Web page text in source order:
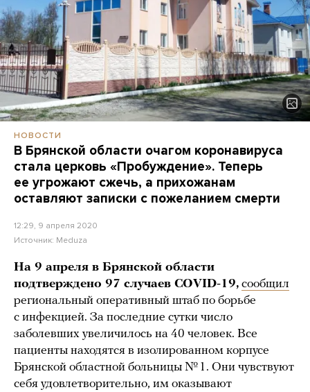
НОВОСТИ
В Брянской области очагом коронавируса
стала церковь «Пробуждение». Теперь
ее угрожают сжечь, а прихожанам
оставляют записки с пожеланием смерти
12:29, 9 апреля 2020
Источник: Meduza
На 9 апреля в Брянской области
подтверждено 97 случаев COVID-19, сообщил
региональный оперативный штаб по борьбе
с инфекцией. За последние сутки число
заболевших увеличилось на 40 человек. Все
пациенты находятся в изолированном корпусе
Брянской областной больницы № 1. Они чувствуют
себя удовлетворительно, им оказывают